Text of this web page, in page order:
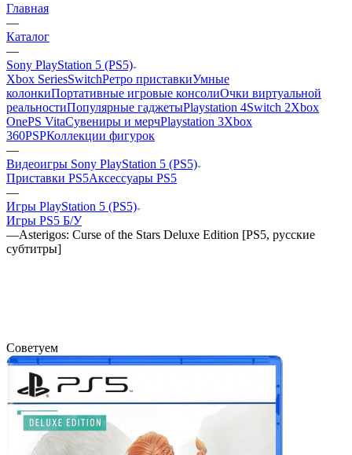
Главная
—
Каталог
—
Sony PlayStation 5 (PS5)
Xbox SeriesSwitchРетро приставкиУмные
колонкиПортативные игровые консолиОчки виртуальной
реальностиПопулярные гаджетыPlaystation 4Switch 2Xbox
OnePS VitaСувениры и мерчPlaystation 3Xbox
360PSPКоллекции фигурок
—
Видеоигры Sony PlayStation 5 (PS5)
Приставки PS5Аксессуары PS5
—
Игры PlayStation 5 (PS5)
Игры PS5 Б/У
—Asterigos: Curse of the Stars Deluxe Edition [PS5, русские
субтитры]
Советуем